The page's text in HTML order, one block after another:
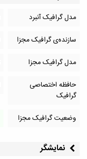
مدل گرافیک آنبرد
سازنده‌ی گرافیک مجزا
مدل گرافیک مجزا
حافظه اختصاصی
گرافیک
وضعیت گرافیک مجزا
نمایشگر